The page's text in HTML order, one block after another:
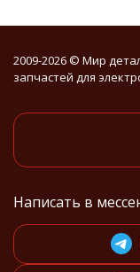
2009-2026 © Мир
запчастей для
Написать в